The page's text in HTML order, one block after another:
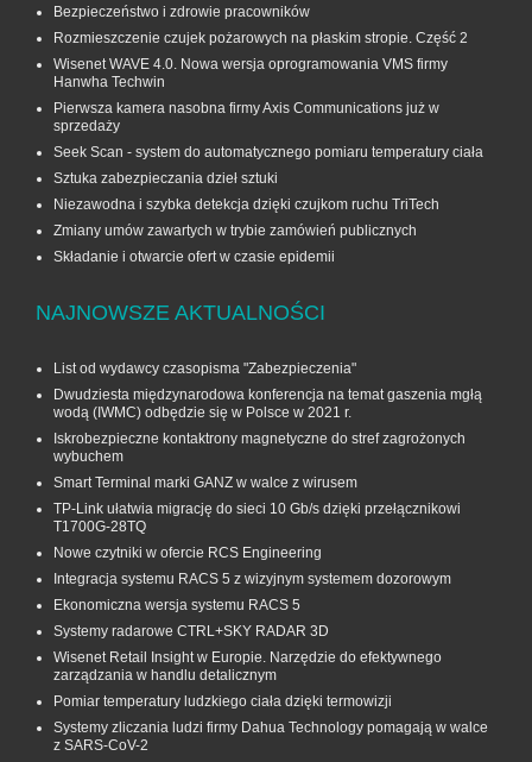
Bezpieczeństwo i zdrowie pracowników
Rozmieszczenie czujek pożarowych na płaskim stropie. Część 2
Wisenet WAVE 4.0. Nowa wersja oprogramowania VMS firmy
Hanwha Techwin
Pierwsza kamera nasobna firmy Axis Communications już w
sprzedaży
Seek Scan - system do automatycznego pomiaru temperatury ciała
Sztuka zabezpieczania dzieł sztuki
Niezawodna i szybka detekcja dzięki czujkom ruchu TriTech
Zmiany umów zawartych w trybie zamówień publicznych
Składanie i otwarcie ofert w czasie epidemii
NAJNOWSZE AKTUALNOŚCI
List od wydawcy czasopisma "Zabezpieczenia"
Dwudziesta międzynarodowa konferencja na temat gaszenia mgłą
wodą (IWMC) odbędzie się w Polsce w 2021 r.
Iskrobezpieczne kontaktrony magnetyczne do stref zagrożonych
wybuchem
Smart Terminal marki GANZ w walce z wirusem
TP-Link ułatwia migrację do sieci 10 Gb/s dzięki przełącznikowi
T1700G‑28TQ
Nowe czytniki w ofercie RCS Engineering
Integracja systemu RACS 5 z wizyjnym systemem dozorowym
Ekonomiczna wersja systemu RACS 5
Systemy radarowe CTRL+SKY RADAR 3D
Wisenet Retail Insight w Europie. Narzędzie do efektywnego
zarządzania w handlu detalicznym
Pomiar temperatury ludzkiego ciała dzięki termowizji
Systemy zliczania ludzi firmy Dahua Technology pomagają w walce
z SARS-CoV-2